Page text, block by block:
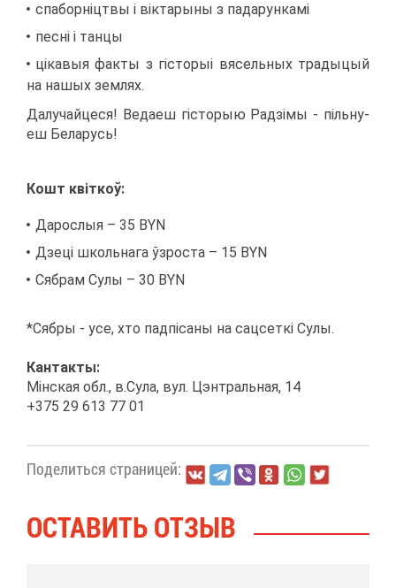
спа­борніцт­вы і вікта­ры­ны з па­да­рун­камі
песні і тан­цы
ціка­выя фак­ты з гісто­рыі вя­сель­ных тра­ды­цый
на на­шых зем­лях.
Да­лу­чай­це­ся! Ве­да­еш гісто­рыю Радзімы - пільну­
еш Бе­ла­русь!
Ко­шт квіткоў:
Да­ро­слыя – 35 BYN
Дзеці школь­на­га ўзрос­та – 15 BYN
Сяб­рам Су­лы – 30 BYN
*Сяб­ры - усе, хто падпіса­ны на сац­сеткі Су­лы.
Кан­так­ты:
Мінская обл., в.Су­ла, вул. Цэн­траль­ная, 14
+375 29 613 77 01
По­де­лить­ся стра­ни­цей:
ОСТА­ВИТЬ ОТ­ЗЫВ